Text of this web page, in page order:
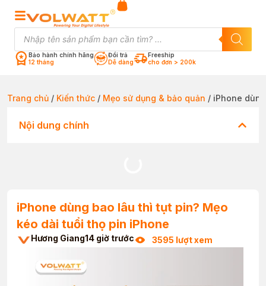
Bảo hành chính hãng
12 tháng
Đổi trả
Dễ dàng
Freeship
cho đơn > 200k
Trang chủ / Kiến thức / Mẹo sử dụng & bảo quản / iPhone
Nội dung chính
iPhone dùng bao lâu thì tụt pin? Mẹo
kéo dài tuổi thọ pin iPhone
Hương Giang14 giờ trước 3595 lượt xem